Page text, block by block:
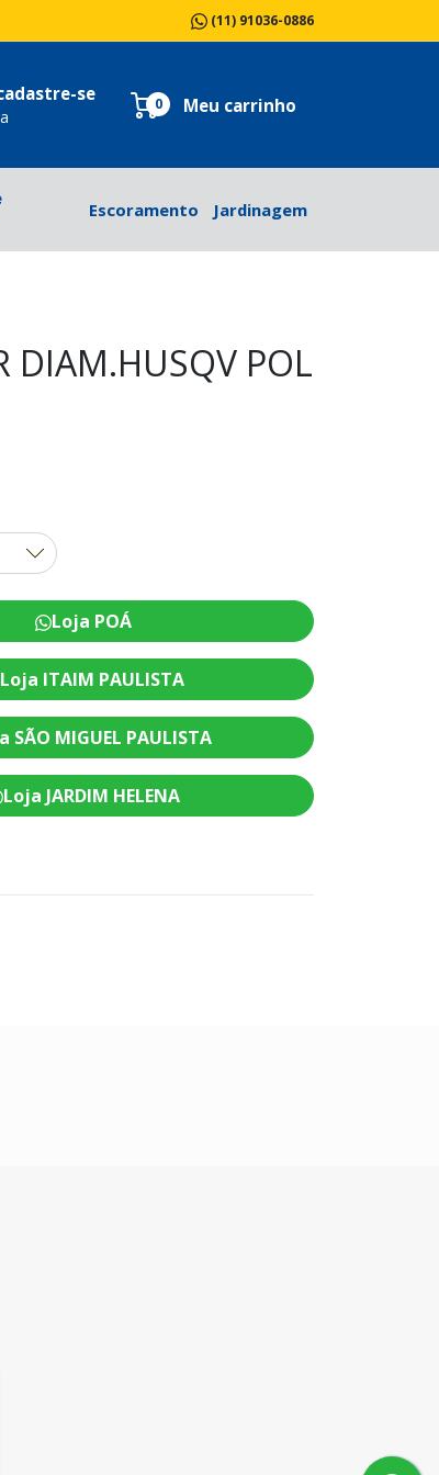
(11) 91036-0886
se 0 Meu carrinho
Escoramento Jardinagem
DIAM.HUSQV POL
Loja POÁ
Loja ITAIM PAULISTA
SÃO MIGUEL PAULISTA
Loja JARDIM HELENA